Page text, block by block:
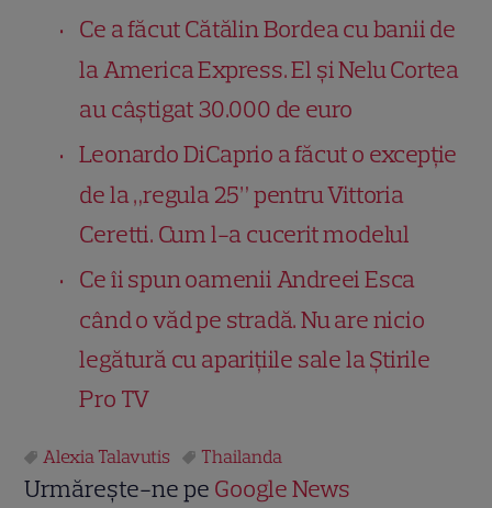
Ce a făcut Cătălin Bordea cu banii de
la America Express. El și Nelu Cortea
au câștigat 30.000 de euro
Leonardo DiCaprio a făcut o excepție
de la „regula 25” pentru Vittoria
Ceretti. Cum l-a cucerit modelul
Ce îi spun oamenii Andreei Esca
când o văd pe stradă. Nu are nicio
legătură cu aparițiile sale la Știrile
Pro TV
Alexia Talavutis Thailanda
Urmărește-ne pe Google News